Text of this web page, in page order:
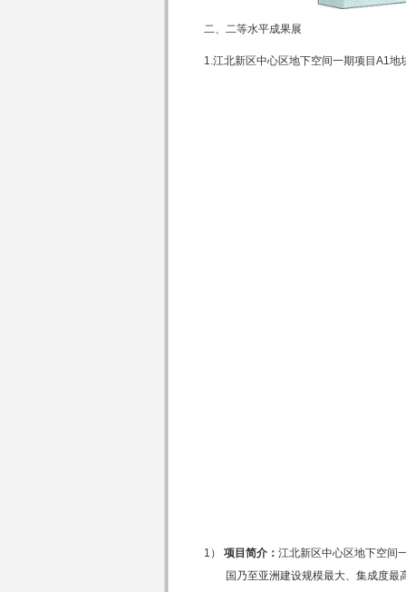
二、二等水平成果展
1.江北新区中心区地下空间一期项目 A1地
1） 项目简介： 江北新区中心区地下空间
国乃至亚洲建设规模最大、集成度